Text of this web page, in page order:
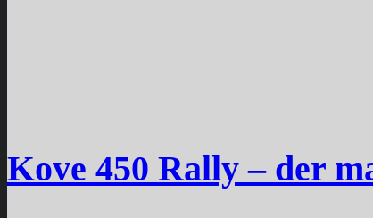
Kove 450 Rally – der